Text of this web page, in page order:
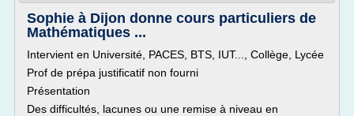
Sophie à Dijon donne cours particuliers de
Mathématiques ...
Intervient en Université, PACES, BTS, IUT..., Collège, Lycée
Prof de prépa justificatif non fourni
Présentation
Des difficultés, lacunes ou une remise à niveau en